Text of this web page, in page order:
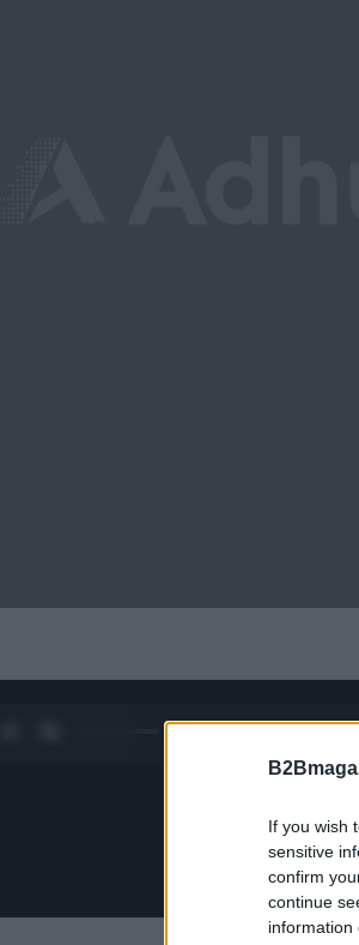
If you wish
sensitive
confirm
continue
information